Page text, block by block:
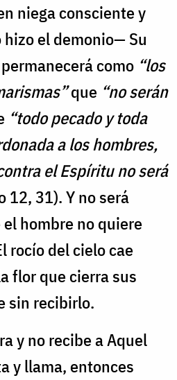
niega consciente y
el demonio— Su
como “los
que “no serán
“todo pecado y toda
a los hombres,
el Espíritu no será
12, 31). Y no será
hombre no quiere
rocío del cielo cae
flor que cierra sus
sin recibirlo.
y no recibe a Aquel
y llama, entonces